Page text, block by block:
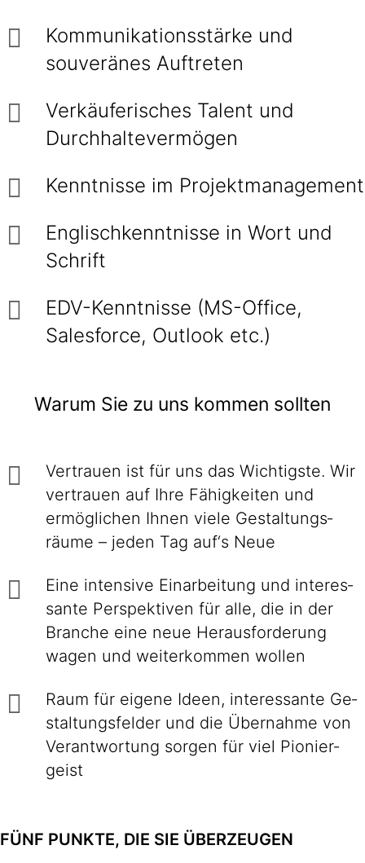
Kommunikationsstärke und
souveränes Auftreten
Verkäuferisches Talent und
Durchhaltevermögen
Kenntnisse im Projektmanagement
Englischkenntnisse in Wort und
Schrift
EDV-Kenntnisse (MS-Office,
Salesforce, Outlook etc.)
Warum Sie zu uns kommen sollten
Vertrauen ist für uns das Wichtigste. Wir
vertrauen auf Ihre Fähig­keiten und
ermög­lichen Ihnen viele Gestaltungs­
räume – jeden Tag auf‘s Neue
Eine intensive Einarbei­tung und interes­
sante Perspek­tiven für alle, die in der
Branche eine neue Heraus­forderung
wagen und weiter­kommen wollen
Raum für eigene Ideen, inte­res­sante Ge­
stal­tungs­felder und die Über­nahme von
Ver­ant­wor­tung sorgen für viel Pionier­
geist
FÜNF PUNKTE, DIE SIE ÜBERZEUGEN